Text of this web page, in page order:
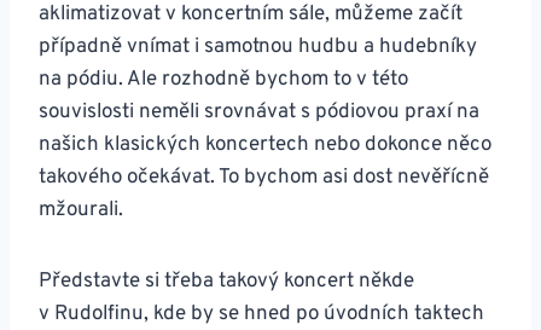
aklimatizovat v koncertním sále, můžeme začít
případně vnímat i samotnou hudbu a hudebníky
na pódiu. Ale rozhodně bychom to v této
souvislosti neměli srovnávat s pódiovou praxí na
našich klasických koncertech nebo dokonce něco
takového očekávat. To bychom asi dost nevěřícně
mžourali.
Představte si třeba takový koncert někde
v Rudolfinu, kde by se hned po úvodních taktech